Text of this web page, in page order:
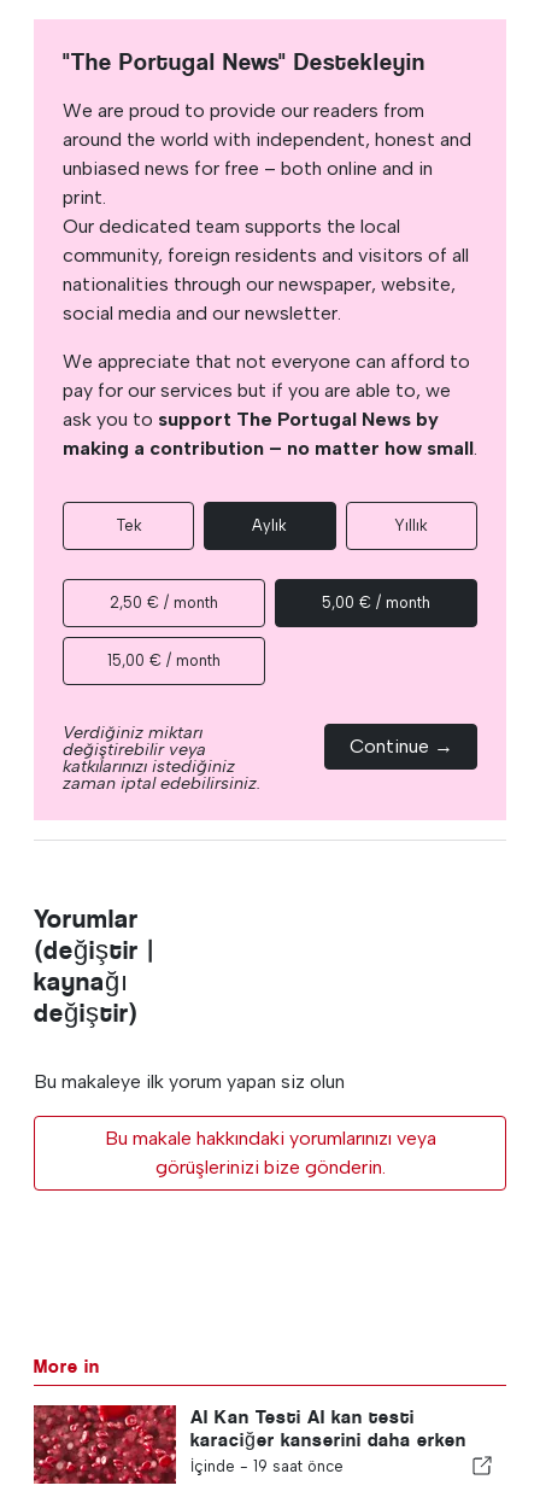
"The Portugal News" Destekleyin
We are proud to provide our readers from
around the world with independent, honest and
unbiased news for free – both online and in
print.
Our dedicated team supports the local
community, foreign residents and visitors of all
nationalities through our newspaper, website,
social media and our newsletter.
We appreciate that not everyone can afford to
pay for our services but if you are able to, we
ask you to support The Portugal News by
making a contribution – no matter how small.
Tek Aylık Yıllık
2,50 € / month 5,00 € / month
15,00 € / month
Verdiğiniz miktarı
değiştirebilir veya
katkılarınızı istediğiniz
zaman iptal edebilirsiniz.
Continue →
Yorumlar
(değiştir |
kaynağı
değiştir)
Bu makaleye ilk yorum yapan siz olun
Bu makale hakkındaki yorumlarınızı veya
görüşlerinizi bize gönderin.
More in
AI Kan Testi AI kan testi
karaciğer kanserini daha erken
tespit eder
İçinde - 19 saat önce